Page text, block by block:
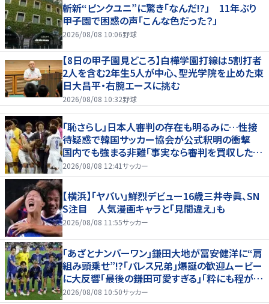
斬新“ピンクユニ”に驚き「なんだ!?」 11年ぶり
甲子園で困惑の声「こんな色だった？」
2026/08/08 10:06野球
【8日の甲子園見どころ】白樺学園打線は5割打者
2人を含む2年生5人が中心、聖光学院を止めた東
日大昌平・右腕エースに挑む
2026/08/08 10:32野球
「恥さらし」日本人審判の存在も明るみに…性接
待疑惑で韓国サッカー協会が公式釈明の衝撃
国内でも強まる非難「事実なら審判を買収したこ
とになる」
2026/08/08 12:41サッカー
【横浜】「ヤバい」鮮烈デビュー16歳三井寺眞、SN
S注目 人気漫画キャラと「見間違え」も
2026/08/08 11:55サッカー
｢あざとナンバーワン｣鎌田大地が冨安健洋に“肩
組み頭乗せ”!?｢パレス兄弟｣爆誕の歓迎ムービー
に大反響｢最後の鎌田可愛すぎる｣｢粋にも程があ
る！」
2026/08/08 10:50サッカー